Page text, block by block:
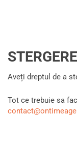
Aveți dreptul de a
Tot ce trebuie sa